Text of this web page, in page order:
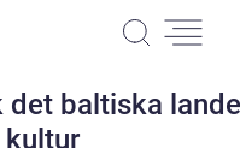
det baltiska
kultur